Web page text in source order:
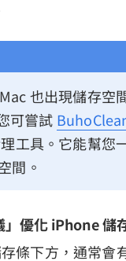
也出現儲存空
可嘗試
工具。它能幫您
間。
」優化 iPhone 儲
條下方，通常會